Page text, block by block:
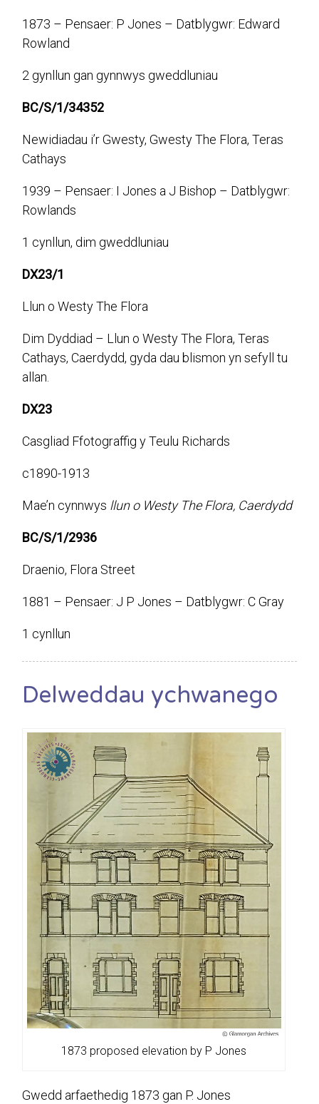
1873 – Pensaer: P Jones – Datblygwr: Edward
Rowland
2 gynllun gan gynnwys gweddluniau
BC/S/1/34352
Newidiadau i’r Gwesty, Gwesty The Flora, Teras
Cathays
1939 – Pensaer: I Jones a J Bishop – Datblygwr:
Rowlands
1 cynllun, dim gweddluniau
DX23/1
Llun o Westy The Flora
Dim Dyddiad – Llun o Westy The Flora, Teras
Cathays, Caerdydd, gyda dau blismon yn sefyll tu
allan.
DX23
Casgliad Ffotograffig y Teulu Richards
c1890-1913
Mae’n cynnwys llun o Westy The Flora, Caerdydd
BC/S/1/2936
Draenio, Flora Street
1881 – Pensaer: J P Jones – Datblygwr: C Gray
1 cynllun
Delweddau ychwanego
1873 proposed elevation by P Jones
Gwedd arfaethedig 1873 gan P. Jones